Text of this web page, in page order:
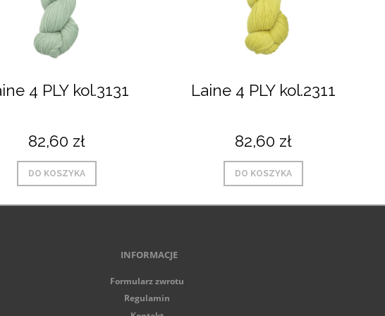
4 PLY kol.3131
82,60 zł
DO KOSZYKA
Laine 4 PLY kol.2311
82,60 zł
DO KOSZYKA
INFORMACJE
Formularz zwrotu
Regulamin